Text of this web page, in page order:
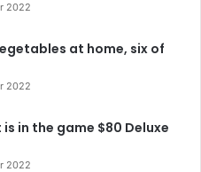
2022
at home, six of
2022
is in the game $80 Deluxe
2022